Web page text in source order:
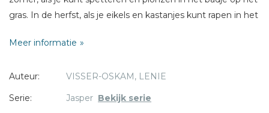
gras. In de herfst, als je eikels en kastanjes kunt rapen in het
sneeuw en op het ijs. Wat is buiten spelen fijn!
Joke Krijgsman(Ds. G.H. Kerstencentrum) en
Verhagen-Mulder
(Calvijnschool, Ederveen) voegden
Meer informatie
Auteur:
VISSER-OSKAM, LENIE
Serie:
Jasper Bekijk serie